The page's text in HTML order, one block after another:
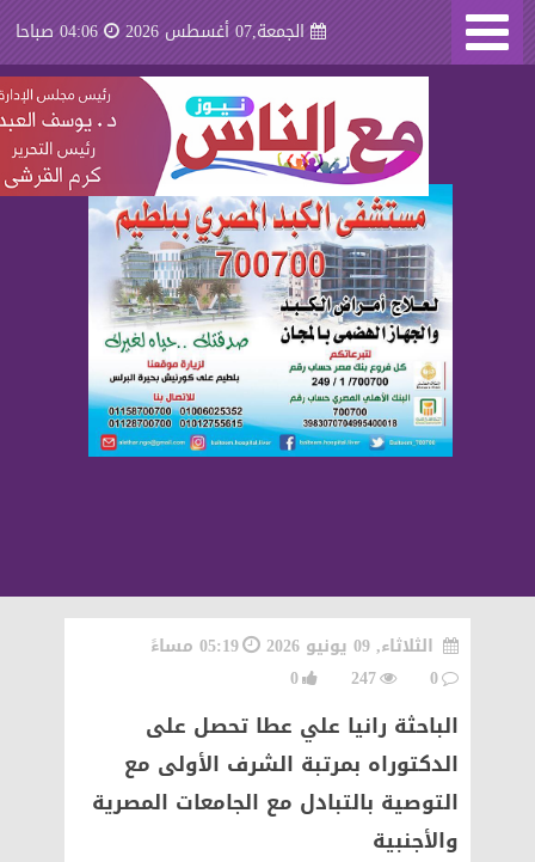
الجمعة,07 أغسطس 2026 04:06 صباحا
الثلاثاء, 09 يونيو 2026
05:19 مساءً
0
247
0
الباحثة رانيا علي عطا تحصل على
الدكتوراه بمرتبة الشرف الأولى مع
التوصية بالتبادل مع الجامعات المصرية
والأجنبية